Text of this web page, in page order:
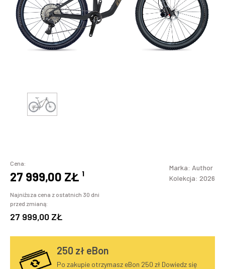
Cena:
27 999,00 ZŁ ¹
Najniższa cena z ostatnich 30 dni
przed zmianą:
27 999,00 ZŁ
Marka: Author
Kolekcja: 2026
250 zł eBon
Po zakupie otrzymasz eBon 250 zł Dowiedz się